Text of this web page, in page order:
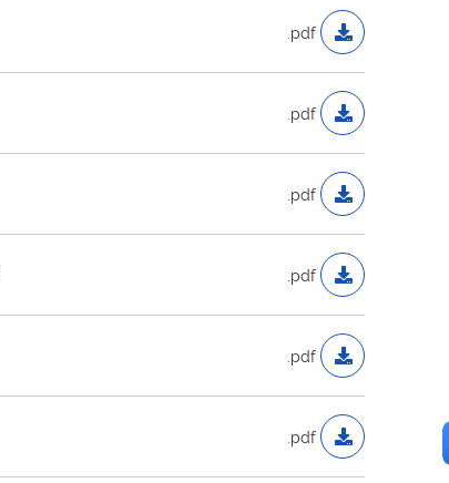
.pdf
.pdf
.pdf
.pdf
.pdf
.pdf